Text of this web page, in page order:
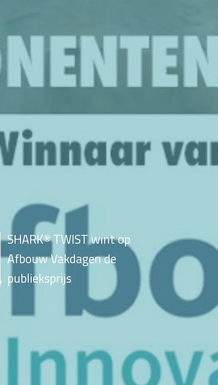
SHARK® TWIST wint op
Afbouw Vakdagen de
publieksprijs